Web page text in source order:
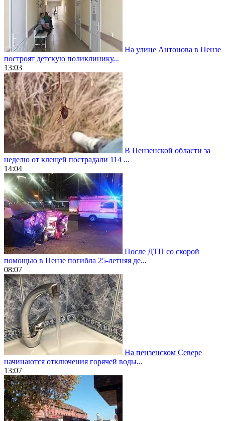
На улице Антонова в Пензе
построят детскую поликлинику...
13:03
В Пензенской области за
неделю от клещей пострадали 114 ...
14:04
После ДТП со скорой
помощью в Пензе погибла 25-летняя де...
08:07
На пензенском Севере
начинаются отключения горячей воды...
13:07